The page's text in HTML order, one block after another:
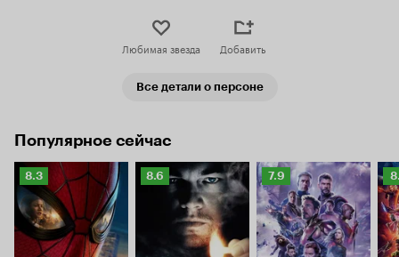
Любимая звезда Добавить
Все детали о персоне
Популярное сейчас
Рейтинг
Кинопоиска
8.3
8.3
Рейтинг
Кинопоиска
8.6
Рейтинг
Кинопоиска
7.9
7.9